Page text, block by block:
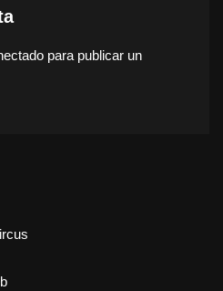
para publicar un